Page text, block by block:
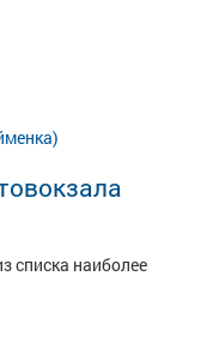
списка наиболее